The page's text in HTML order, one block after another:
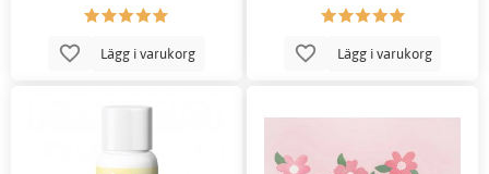
Lägg i varukorg Lägg i varukorg